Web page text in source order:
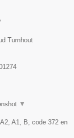
Turnhout
▼
A1, B, code 372 en